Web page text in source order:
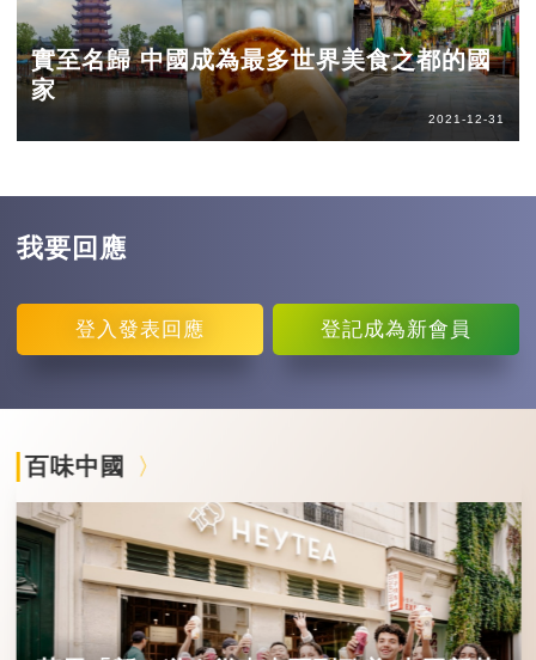
實至名歸 中國成為最多世界美食之都的國
家
2021-12-31
我要回應
登入 發表回應 登記成為新會員
百味中國